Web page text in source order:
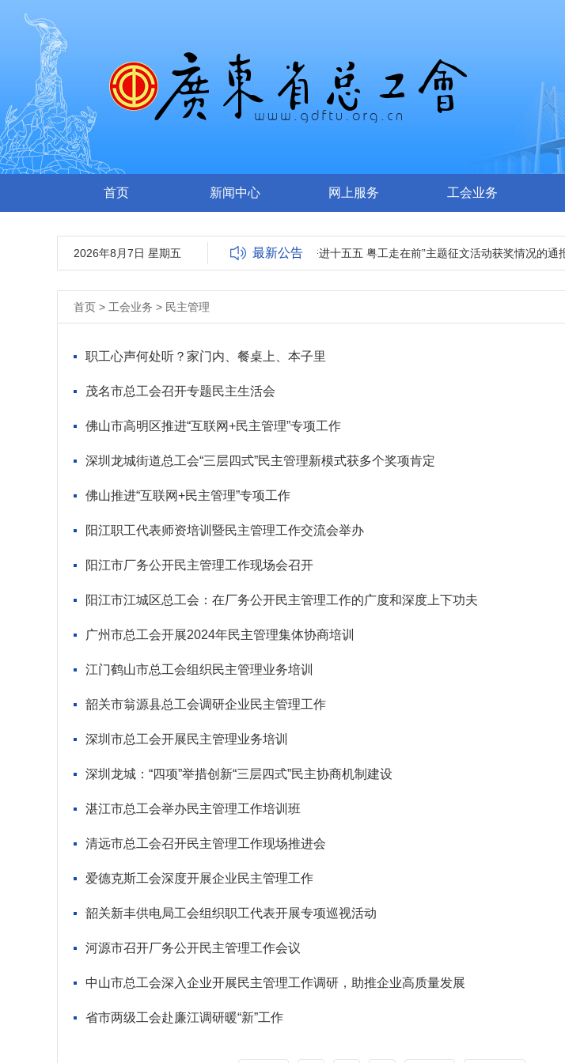
首页 新闻中心 网上服务 工会业务
2026年8月7日 星期五 最新公告
广东省总工会关于“奋进十五五 粤工走在前”主题征文活动获奖情况的通报
首页 > 工会业务 > 民主管理
职工心声何处听？家门内、餐桌上、本子里
茂名市总工会召开专题民主生活会
佛山市高明区推进“互联网+民主管理”专项工作
深圳龙城街道总工会“三层四式”民主管理新模式获多个奖项肯定
佛山推进“互联网+民主管理”专项工作
阳江职工代表师资培训暨民主管理工作交流会举办
阳江市厂务公开民主管理工作现场会召开
阳江市江城区总工会：在厂务公开民主管理工作的广度和深度上下功夫
广州市总工会开展2024年民主管理集体协商培训
江门鹤山市总工会组织民主管理业务培训
韶关市翁源县总工会调研企业民主管理工作
深圳市总工会开展民主管理业务培训
深圳龙城：“四项”举措创新“三层四式”民主协商机制建设
湛江市总工会举办民主管理工作培训班
清远市总工会召开民主管理工作现场推进会
爱德克斯工会深度开展企业民主管理工作
韶关新丰供电局工会组织职工代表开展专项巡视活动
河源市召开厂务公开民主管理工作会议
中山市总工会深入企业开展民主管理工作调研，助推企业高质量发展
省市两级工会赴廉江调研暖“新”工作